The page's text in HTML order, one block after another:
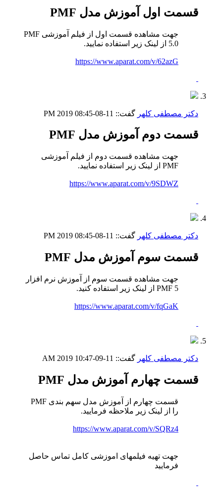
قسمت اول آموزش مدل PMF
جهت مشاهده قسمت اول از فیلم آموزشی PMF
5.0 از لینک زیر استفاده نمایید.
https://www.aparat.com/v/62azG
دکتر مصطفی کلهر گفت:: 11-08-2019
08:45 PM
قسمت دوم آموزش مدل PMF
جهت مشاهده قسمت دوم از فیلم آموزشی
PMF از لینک زیر استفاده نمایید.
https://www.aparat.com/v/9SDWZ
دکتر مصطفی کلهر گفت:: 11-08-2019
08:45 PM
قسمت سوم آموزش مدل PMF
جهت مشاهده قسمت سوم از آموزش نرم افزار
PMF 5 از لینک زیر استفاده کنید.
https://www.aparat.com/v/fqGaK
دکتر مصطفی کلهر گفت:: 11-09-2019
10:47 AM
قسمت چهارم آموزش مدل PMF
قسمت چهارم از آموزش مدل سهم بندی PMF
را از لینک زیر ملاحظه فرمایید.
https://www.aparat.com/v/SQRz4
جهت تهیه فیلمهای اموزشی کامل تماس حاصل
فرمایید